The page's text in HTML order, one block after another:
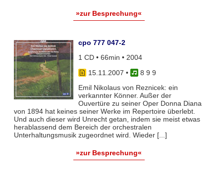
»zur Besprechung«
cpo 777 047-2
1 CD • 66min • 2004
15.11.2007 •
8 9 9
Emil Nikolaus von Reznicek: ein
verkannter Könner. Außer der
Ouvertüre zu seiner Oper Donna Diana
von 1894 hat keines seiner Werke im Repertoire überlebt.
Und auch dieser wird Unrecht getan, indem sie meist etwas
herablassend dem Bereich der orchestralen
Unterhaltungsmusik zugeordnet wird. Wieder [...]
»zur Besprechung«